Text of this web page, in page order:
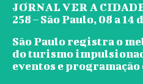
JORNAL VER A
258 – São Paulo, 08 a 14
São Paulo registra o
do turismo
eventos e